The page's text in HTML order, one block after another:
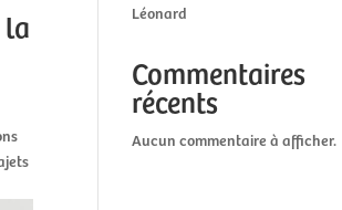
la
Léonard
Commentaires
récents
Aucun commentaire à afficher.